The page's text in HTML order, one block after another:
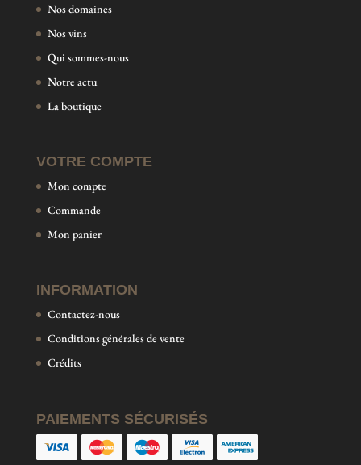
Nos domaines
Nos vins
Qui sommes-nous
Notre actu
La boutique
VOTRE COMPTE
Mon compte
Commande
Mon panier
INFORMATION
Contactez-nous
Conditions générales de vente
Crédits
PAIEMENTS SÉCURISÉS